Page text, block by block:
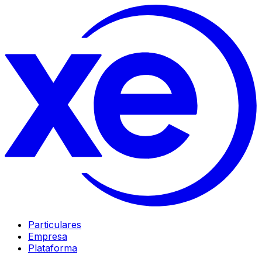
Particulares
Empresa
Plataforma